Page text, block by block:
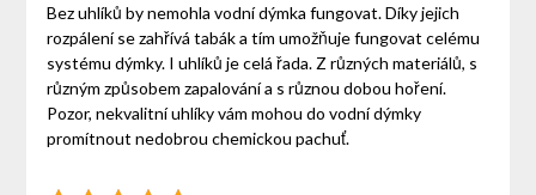
Bez uhlíků by nemohla vodní dýmka fungovat. Díky jejich
rozpálení se zahřívá tabák a tím umožňuje fungovat celému
systému dýmky. I uhlíků je celá řada. Z různých materiálů, s
různým způsobem zapalování a s různou dobou hoření.
Pozor, nekvalitní uhlíky vám mohou do vodní dýmky
promítnout nedobrou chemickou pachuť.